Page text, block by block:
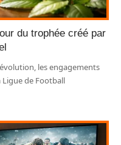
du trophée créé par
les engagements
de Football